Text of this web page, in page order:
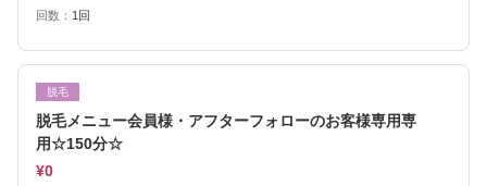
回数： 1回
脱毛
脱毛メニュー会員様・アフターフォローのお客様専用専
用☆150分☆
¥0